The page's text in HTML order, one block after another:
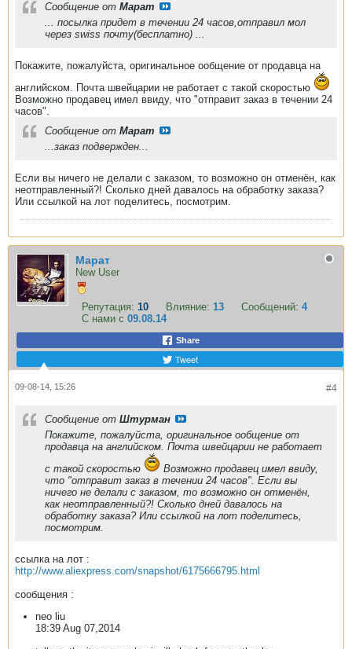
Сообщение от Марат
... посылка придет в течении 24 часов,отправил мол
через swiss почту(бесплатно) ...
Покажите, пожалуйста, оригинальное ообщение от продавца на
английском. Почта швейцарии не работает с такой скоростью
Возможно продавец имел ввиду, что "отправит заказ в течении 24
часов".
Сообщение от Марат
...заказ подвержден...
Если вы ничего не делали с заказом, то возможно он отменён, как
неотправленный?! Сколько дней давалось на обработку заказа?
Или ссылкой на лот поделитесь, посмотрим.
Марат
New User
Репутация: 10 Влияние: 13 Сообщений: 4
С нами с 09.08.14
Share
Tweet
#4
09-08-14, 15:26
Сообщение от Штурман
Покажите, пожалуйста, оригинальное ообщение от
продавца на английском. Почта швейцарии не работает
с такой скоростью
Возможно продавец имел ввиду,
что "отправит заказ в течении 24 часов". Если вы
ничего не делали с заказом, то возможно он отменён,
как неотправленный?! Сколько дней давалось на
обработку заказа? Или ссылкой на лот поделитесь,
посмотрим.
ссылка на лот :
http://www.aliexpress.com/snapshot/6175666795.html
сообщения :
neo liu
18:39 Aug 07,2014